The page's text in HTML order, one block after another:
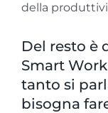
della
Del resto è
Smart
tanto si
bisogna